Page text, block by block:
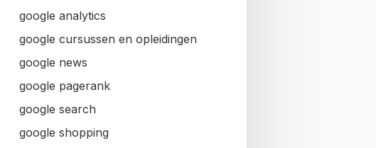
google analytics
google cursussen en opleidingen
google news
google pagerank
google search
google shopping